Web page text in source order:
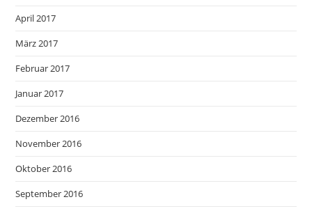
April 2017
März 2017
Februar 2017
Januar 2017
Dezember 2016
November 2016
Oktober 2016
September 2016